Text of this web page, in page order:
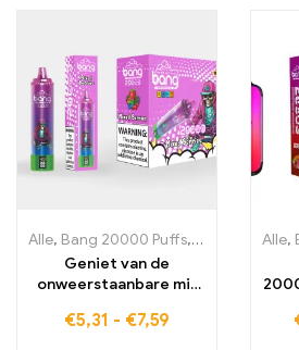
Alle, Bang 20000 Puffs, wegwerp-e-
Geniet van de
onweerstaanbare mix
bessen met de BANG
€5,31 - €7,59
Alle,